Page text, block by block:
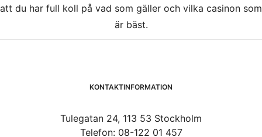
att du har full koll på vad som gäller och vilka casinon som
är bäst.
KONTAKTINFORMATION
Tulegatan 24, 113 53 Stockholm
Telefon: 08-122 01 457